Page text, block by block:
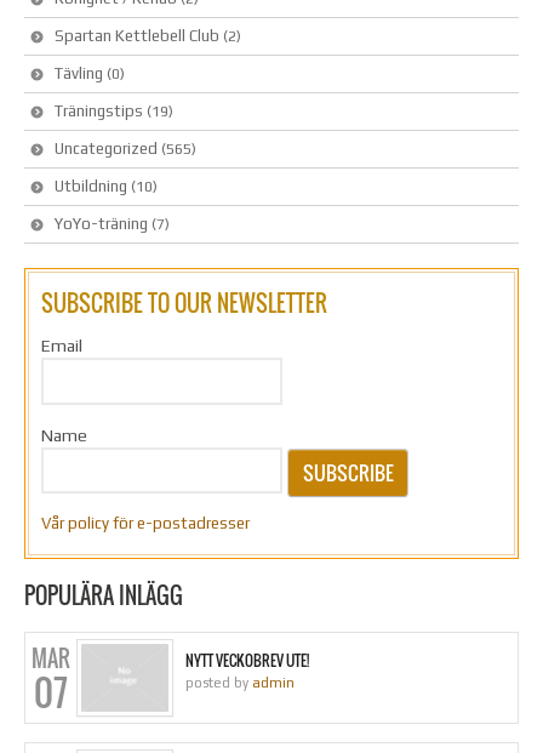
Spartan Kettlebell Club (2)
Tävling (0)
Träningstips (19)
Uncategorized (565)
Utbildning (10)
YoYo-träning (7)
SUBSCRIBE TO OUR NEWSLETTER
Email
Name
SUBSCRIBE
Vår policy för e-postadresser
POPULÄRA INLÄGG
MAR
07
NYTT VECKOBREV UTE!
posted by admin